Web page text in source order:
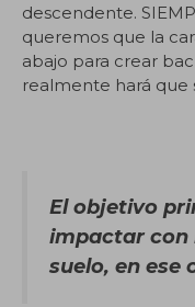
descendente.
queremos que la
abajo para crear
realmente hará que
El objetivo
impactar con
suelo, en ese